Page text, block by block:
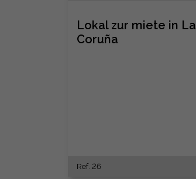
Lokal zur miete in La
Coruña
Ref. 26